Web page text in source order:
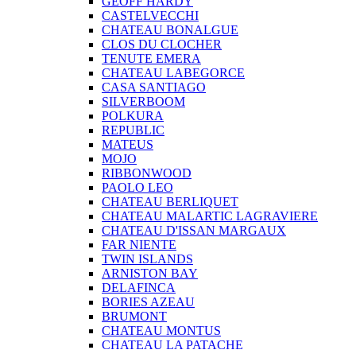
CASTELVECCHI
CHATEAU BONALGUE
CLOS DU CLOCHER
TENUTE EMERA
CHATEAU LABEGORCE
CASA SANTIAGO
SILVERBOOM
POLKURA
REPUBLIC
MATEUS
MOJO
RIBBONWOOD
PAOLO LEO
CHATEAU BERLIQUET
CHATEAU MALARTIC LAGRAVIERE
CHATEAU D'ISSAN MARGAUX
FAR NIENTE
TWIN ISLANDS
ARNISTON BAY
DELAFINCA
BORIES AZEAU
BRUMONT
CHATEAU MONTUS
CHATEAU LA PATACHE